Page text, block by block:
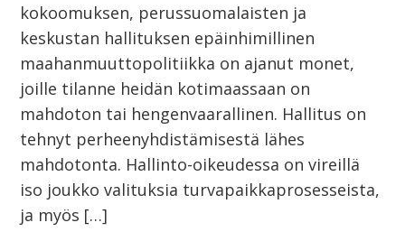
kokoomuksen, perussuomalaisten ja
keskustan hallituksen epäinhimillinen
maahanmuuttopolitiikka on ajanut monet,
joille tilanne heidän kotimaassaan on
mahdoton tai hengenvaarallinen. Hallitus on
tehnyt perheenyhdistämisestä lähes
mahdotonta. Hallinto-oikeudessa on vireillä
iso joukko valituksia turvapaikkaprosesseista,
ja myös […]